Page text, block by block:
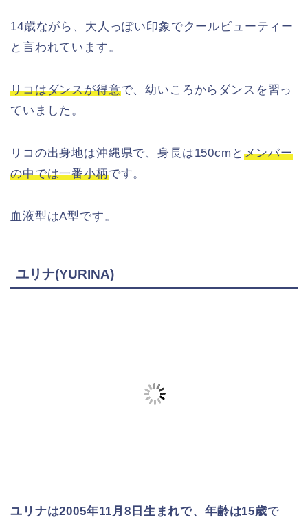
14歳ながら、大人っぽい印象でクールビューティー
と言われています。
リコはダンスが得意で、幼いころからダンスを習っ
ていました。
リコの出身地は沖縄県で、身長は150cmと メンバー
の中では一番小柄です。
血液型はA型です。
ユリナ(YURINA)
ユリナは2005年11月8日生まれで、年齢は15歳で